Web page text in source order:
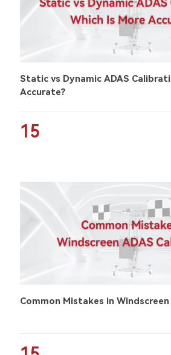
Static vs Dynamic ADAS
Accurate?
15
Common Mistakes in